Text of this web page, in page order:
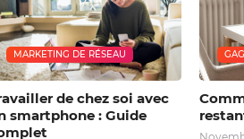
MARKETING DE RÉSEAU
de chez soi avec
smartphone : Guide